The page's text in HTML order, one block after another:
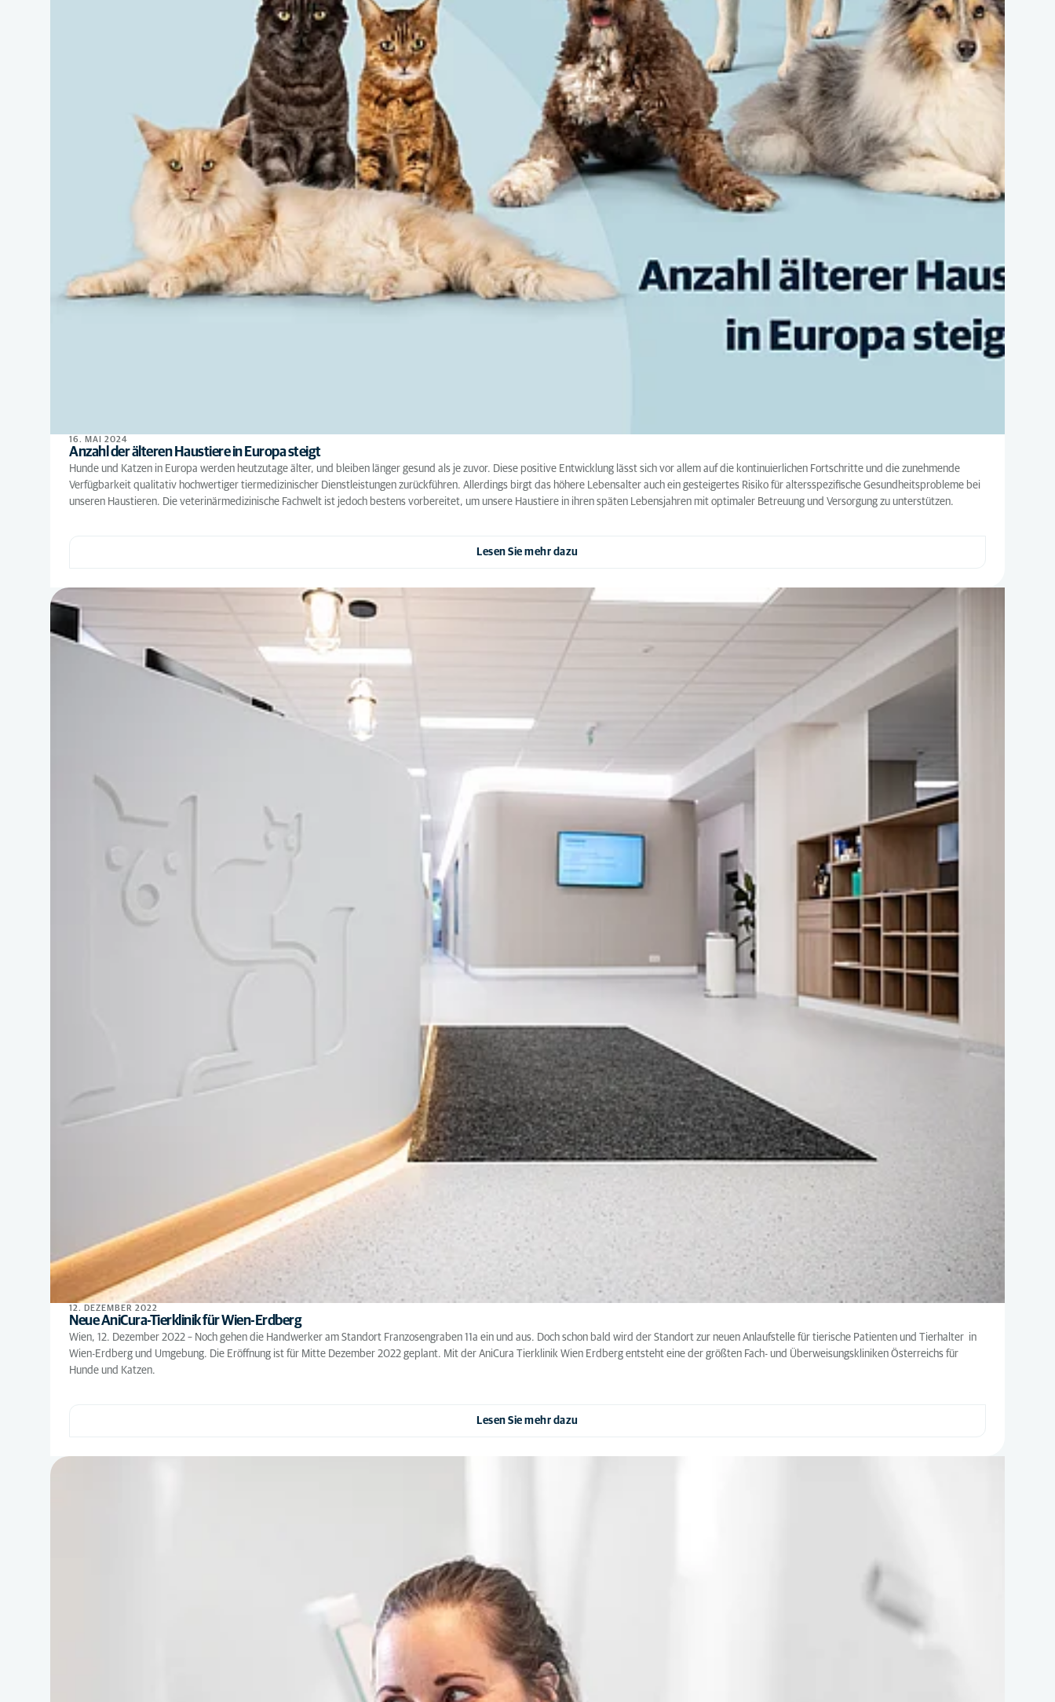
16. MAI 2024
Anzahl der älteren Haustiere in Europa steigt
Hunde und Katzen in Europa werden heutzutage älter, und bleiben länger gesund als je zuvor. Diese positive Entwicklung lässt sich vor allem auf die kontinuierlichen Fortschritte und die zunehmende
Verfügbarkeit qualitativ hochwertiger tiermedizinischer Dienstleistungen zurückführen. Allerdings birgt das höhere Lebensalter auch ein gesteigertes Risiko für altersspezifische Gesundheitsprobleme bei
unseren Haustieren. Die veterinärmedizinische Fachwelt ist jedoch bestens vorbereitet, um unsere Haustiere in ihren späten Lebensjahren mit optimaler Betreuung und Versorgung zu unterstützen.
Lesen Sie mehr dazu
12. DEZEMBER 2022
Neue AniCura-Tierklinik für Wien-Erdberg
Wien, 12. Dezember 2022 – Noch gehen die Handwerker am Standort Franzosengraben 11a ein und aus. Doch schon bald wird der Standort zur neuen Anlaufstelle für tierische Patienten und Tierhalter in
Wien-Erdberg und Umgebung. Die Eröffnung ist für Mitte Dezember 2022 geplant. Mit der AniCura Tierklinik Wien Erdberg entsteht eine der größten Fach- und Überweisungskliniken Österreichs für
Hunde und Katzen.
Lesen Sie mehr dazu